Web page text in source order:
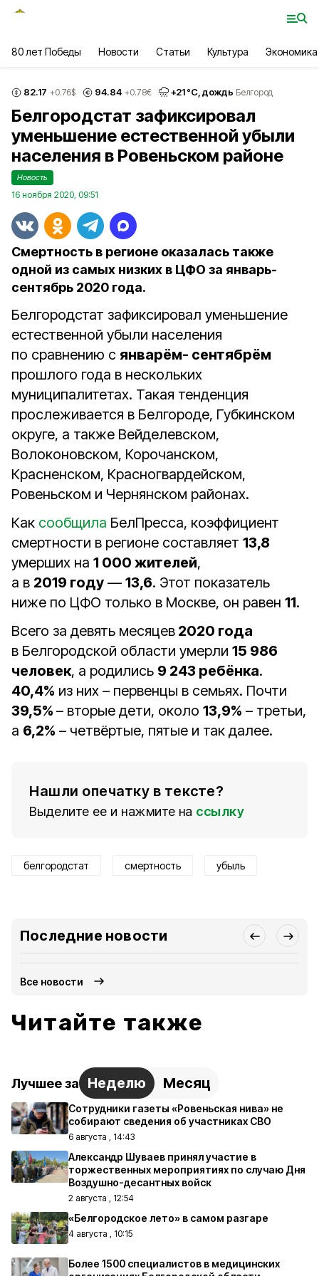
80 лет Победы Новости Статьи Культура Экономика
82.17 +0.76$ 94.84 +0.78€ +21°С, дождь Белгород
Белгородстат зафиксировал
уменьшение естественной убыли
населения в Ровеньском районе
Новость
16 ноября 2020, 09:51
Смертность в регионе оказалась также
одной из самых низких в ЦФО за январь-
сентябрь 2020 года.
Белгородстат зафиксировал уменьшение
естественной убыли населения
по сравнению с январём- сентябрём
прошлого года в нескольких
муниципалитетах. Такая тенденция
прослеживается в Белгороде, Губкинском
округе, а также Вейделевском,
Волоконовском, Корочанском,
Красненском, Красногвардейском,
Ровеньском и Чернянском районах.
Как сообщила БелПресса, коэффициент
смертности в регионе составляет 13,8
умерших на 1 000 жителей,
а в 2019 году — 13,6. Этот показатель
ниже по ЦФО только в Москве, он равен 11.
Всего за девять месяцев 2020 года
в Белгородской области умерли 15 986
человек, а родились 9 243 ребёнка.
40,4% из них – первенцы в семьях. Почти
39,5% – вторые дети, около 13,9% – третьи,
а 6,2% – четвёртые, пятые и так далее.
Нашли опечатку в тексте?
Выделите ее и нажмите на ссылку
белгородстат смертность убыль
Последние новости
Все новости
Читайте также
Лучшее за Неделю Месяц
Сотрудники газеты «Ровеньская нива» не
собирают сведения об участниках СВО
6 августа , 14:43
Александр Шуваев принял участие в
торжественных мероприятиях по случаю Дня
Воздушно-десантных войск
2 августа , 12:54
«Белгородское лето» в самом разгаре
4 августа , 10:15
Более 1500 специалистов в медицинских